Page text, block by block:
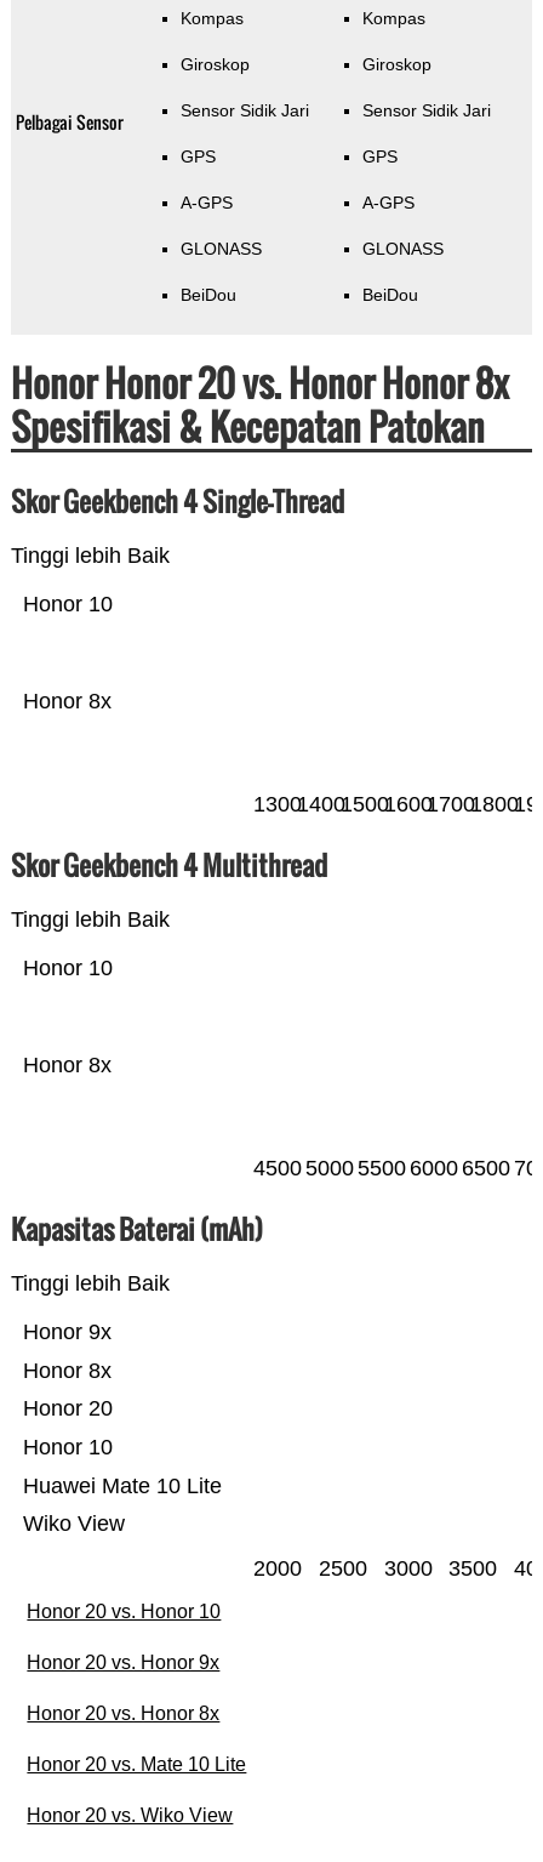
Pelbagai Sensor
Kompas
Giroskop
Sensor Sidik Jari
GPS
A-GPS
GLONASS
BeiDou
Kompas
Giroskop
Sensor Sidik Jari
GPS
A-GPS
GLONASS
BeiDou
Honor Honor 20 vs. Honor Honor 8x
Spesifikasi & Kecepatan Patokan
Skor Geekbench 4 Single-Thread
Tinggi lebih Baik
Honor 8x
Honor 10
130014001500160017001800
Skor Geekbench 4 Multithread
Tinggi lebih Baik
Honor 8x
Honor 10
450050005500 6000 6500
Kapasitas Baterai (mAh)
Tinggi lebih Baik
Wiko View
Huawei Mate 10 Lite
Honor 10
Honor 20
Honor 8x
Honor 9x
2000 2500 3000 3500
Honor 20 vs. Honor 10
Honor 20 vs. Honor 9x
Honor 20 vs. Honor 8x
Honor 20 vs. Mate 10 Lite
Honor 20 vs. Wiko View